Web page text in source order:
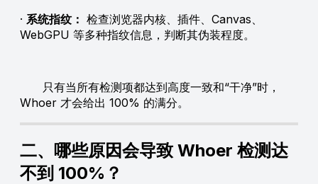
· 系统指纹： 检查浏览器内核、插件、Canvas、
WebGPU 等多种指纹信息，判断其伪装程度。
只有当所有检测项都达到高度一致和“干净”时，
Whoer 才会给出 100% 的满分。
二、哪些原因会导致 Whoer 检测达
不到 100%？